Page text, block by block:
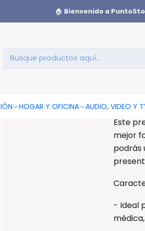
HOGAR Y OFICINA AUDIO, VIDEO Y
🏠 Bienvenido a
Lapicera Verde Con Pilas - Ps
Este
mejor
podrás
- Ideal